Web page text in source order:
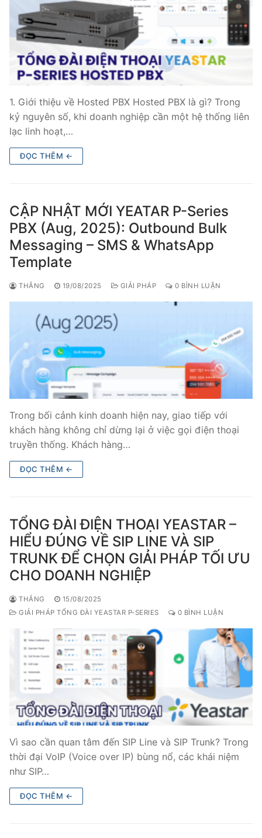
1. Giới thiệu về Hosted PBX Hosted PBX là gì? Trong
kỷ nguyên số, khi doanh nghiệp cần một hệ thống liên
lạc linh hoạt,…
ĐỌC THÊM ←
CẬP NHẬT MỚI YEATAR P-Series
PBX (Aug, 2025): Outbound Bulk
Messaging – SMS & WhatsApp
Template
THẮNG 19/08/2025 GIẢI PHÁP 0 BÌNH LUẬN
Trong bối cảnh kinh doanh hiện nay, giao tiếp với
khách hàng không chỉ dừng lại ở việc gọi điện thoại
truyền thống. Khách hàng…
ĐỌC THÊM ←
TỔNG ĐÀI ĐIỆN THOẠI YEASTAR –
HIỂU ĐÚNG VỀ SIP LINE VÀ SIP
TRUNK ĐỂ CHỌN GIẢI PHÁP TỐI ƯU
CHO DOANH NGHIỆP
THẮNG
15/08/2025
GIẢI PHÁP TỔNG ĐÀI YEASTAR P-SERIES
0 BÌNH LUẬN
Vì sao cần quan tâm đến SIP Line và SIP Trunk? Trong
thời đại VoIP (Voice over IP) bùng nổ, các khái niệm
như SIP…
ĐỌC THÊM ←